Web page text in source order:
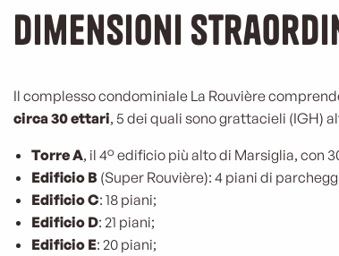
dimensioni
Il complesso condominiale La Rouvière
circa 30 ettari, 5 dei quali sono grattacieli (IGH)
Torre A, il 4° edificio più alto di Marsiglia, con
Edificio B (Super Rouvière): 4 piani di
Edificio C: 18 piani;
Edificio D: 21 piani;
Edificio E: 20 piani;